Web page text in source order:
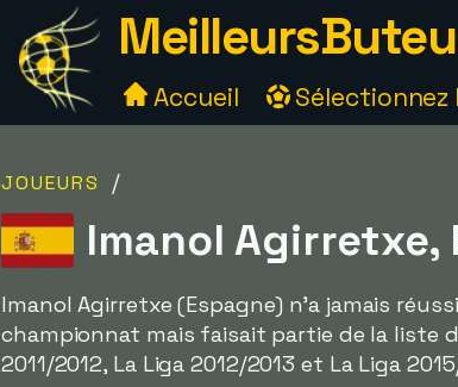
Accueil Sélectionnez
JOUEURS /
Imanol Agirretxe,
Imanol Agirretxe (Espagne) n'a jamais
championnat mais faisait partie de la liste
2011/2012, La Liga 2012/2013 et La Liga